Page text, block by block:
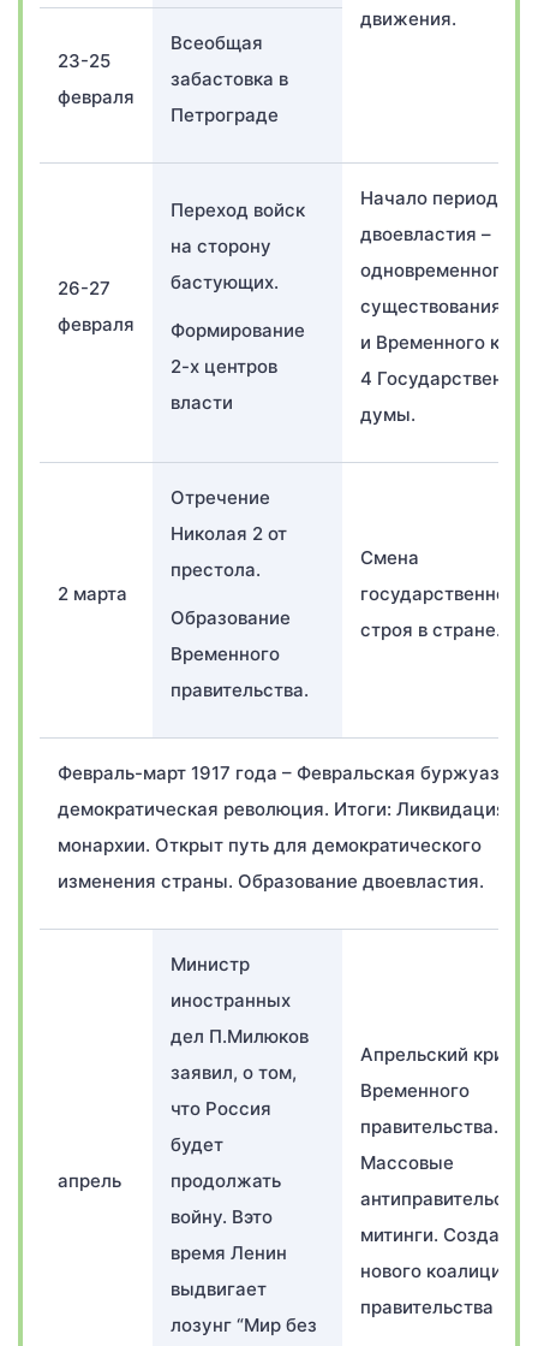
движения.
23-25
февраля
Всеобщая
забастовка в
Петрограде
26-27
февраля
Переход войск
на сторону
бастующих.
Формирование
2-х центров
власти
Начало периода
двоевластия –
одновременного
существования
и Временного
4 Государственной
думы.
2 марта
Отречение
Николая 2 от
престола.
Образование
Временного
правительства.
Смена
государственного
строя в стране.
Февраль-март 1917 года – Февральская
демократическая революция. Итоги: Ликвидация
монархии. Открыт путь для демократического
изменения страны. Образование двоевластия.
апрель
Министр
иностранных
дел П.Милюков
заявил, о том,
что Россия
будет
продолжать
войну. Вэто
время Ленин
выдвигает
лозунг “Мир без
Апрельский кризис
Временного
правительства.
Массовые
митинги. Создание
нового
правительства